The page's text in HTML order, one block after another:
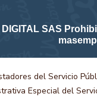
DIGITAL SAS
del Servicio
Especial del